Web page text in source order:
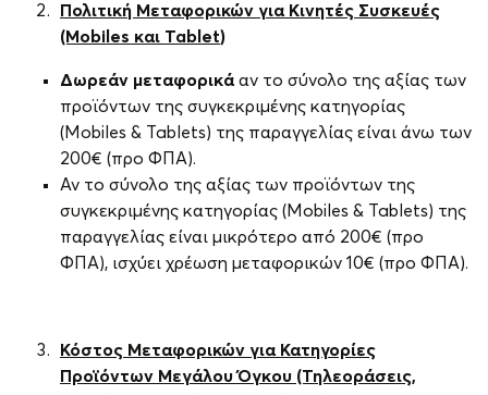
Πολιτική Μεταφορικών για Κινητές Συσκευές
(Mobiles και Tablet)
Δωρεάν μεταφορικά αν το σύνολο της αξίας των
προϊόντων της συγκεκριμένης κατηγορίας
(Mobiles & Tablets) της παραγγελίας είναι άνω των
200€ (προ ΦΠΑ).
Αν το σύνολο της αξίας των προϊόντων της
συγκεκριμένης κατηγορίας (Mobiles & Tablets) της
παραγγελίας είναι μικρότερο από 200€ (προ
ΦΠΑ), ισχύει χρέωση μεταφορικών 10€ (προ ΦΠΑ).
Κόστος Μεταφορικών για Κατηγορίες
Προϊόντων Μεγάλου Όγκου (Τηλεοράσεις,